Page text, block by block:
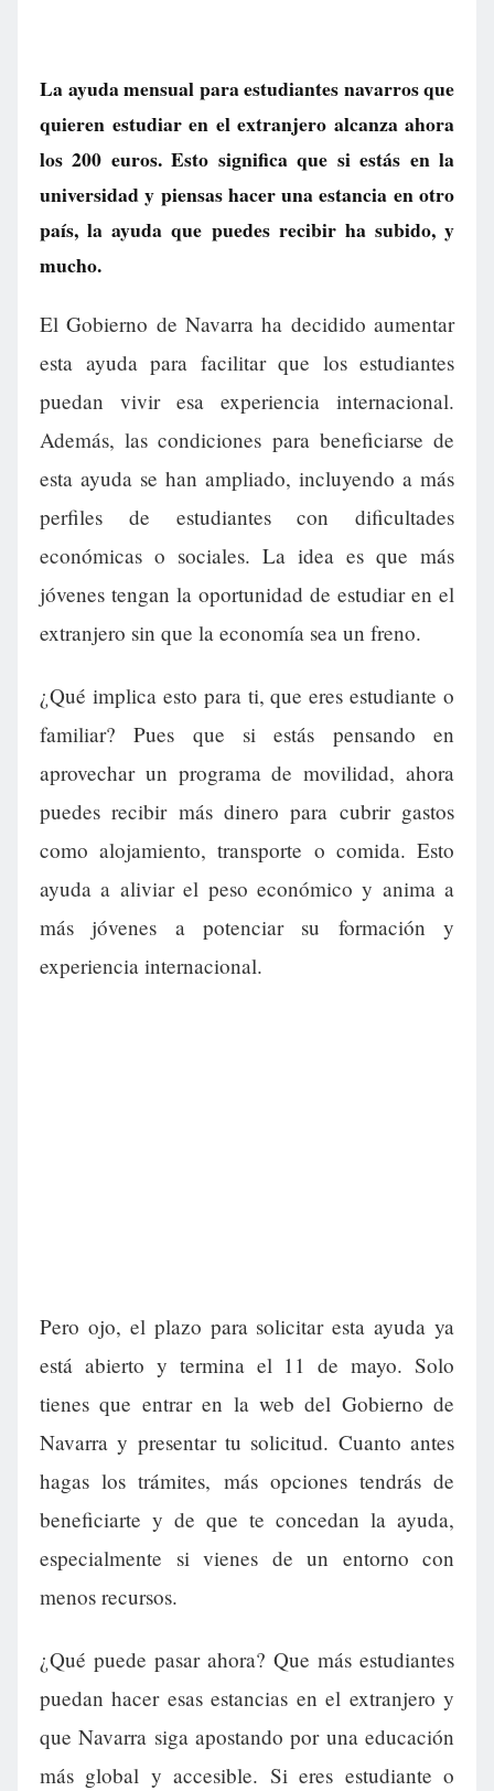
La ayuda mensual para estudiantes navarros que
quieren estudiar en el extranjero alcanza ahora
los 200 euros. Esto significa que si estás en la
universidad y piensas hacer una estancia en otro
país, la ayuda que puedes recibir ha subido, y
mucho.
El Gobierno de Navarra ha decidido aumentar
esta ayuda para facilitar que los estudiantes
puedan vivir esa experiencia internacional.
Además, las condiciones para beneficiarse de
esta ayuda se han ampliado, incluyendo a más
perfiles de estudiantes con dificultades
económicas o sociales. La idea es que más
jóvenes tengan la oportunidad de estudiar en el
extranjero sin que la economía sea un freno.
¿Qué implica esto para ti, que eres estudiante o
familiar? Pues que si estás pensando en
aprovechar un programa de movilidad, ahora
puedes recibir más dinero para cubrir gastos
como alojamiento, transporte o comida. Esto
ayuda a aliviar el peso económico y anima a
más jóvenes a potenciar su formación y
experiencia internacional.
Pero ojo, el plazo para solicitar esta ayuda ya
está abierto y termina el 11 de mayo. Solo
tienes que entrar en la web del Gobierno de
Navarra y presentar tu solicitud. Cuanto antes
hagas los trámites, más opciones tendrás de
beneficiarte y de que te concedan la ayuda,
especialmente si vienes de un entorno con
menos recursos.
¿Qué puede pasar ahora? Que más estudiantes
puedan hacer esas estancias en el extranjero y
que Navarra siga apostando por una educación
más global y accesible. Si eres estudiante o